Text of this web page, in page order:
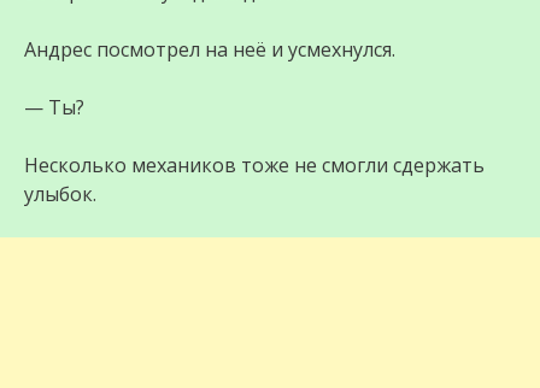
Андрес посмотрел на неё и усмехнулся.
— Ты?
Несколько механиков тоже не смогли сдержать
улыбок.